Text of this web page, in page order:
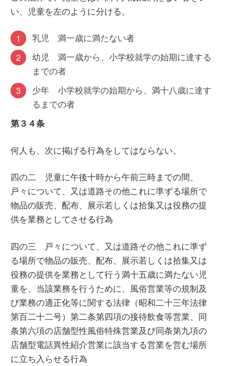
い、児童を左のように分ける。
乳児 満一歳に満たない者
幼児 満一歳から、小学校就学の始期に達する
までの者
少年 小学校就学の始期から、満十八歳に達す
るまでの者
第３４条
何人も、次に掲げる行為をしてはならない。
四の二 児童に午後十時から午前三時までの間、
戸々について、又は道路その他これに準ずる場所で
物品の販売、配布、展示若しくは拾集又は役務の提
供を業務としてさせる行為
四の三 戸々について、又は道路その他これに準ず
る場所で物品の販売、配布、展示若しくは拾集又は
役務の提供を業務として行う満十五歳に満たない児
童を、当該業務を行うために、風俗営業等の規制及
び業務の適正化等に関する法律（昭和二十三年法律
第百二十二号）第二条第四項の接待飲食等営業、同
条第六項の店舗型性風俗特殊営業及び同条第九項の
店舗型電話異性紹介営業に該当する営業を営む場所
に立ち入らせる行為